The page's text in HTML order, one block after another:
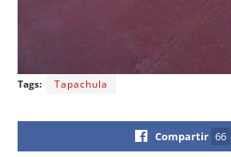
Tags: Tapachula
Compartir 66